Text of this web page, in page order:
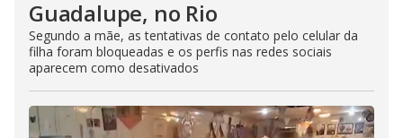
Guadalupe, no Rio
Segundo a mãe, as tentativas de contato pelo celular da
filha foram bloqueadas e os perfis nas redes sociais
aparecem como desativados